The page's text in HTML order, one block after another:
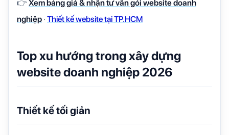
👉 Xem bảng giá & nhận tư vấn gói website doanh
nghiệp · Thiết kế website tại TP.HCM
Top xu hướng trong xây dựng
website doanh nghiệp 2026
Thiết kế tối giản